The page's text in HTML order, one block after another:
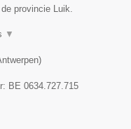
provincie Luik.
▼
)
BE 0634.727.715